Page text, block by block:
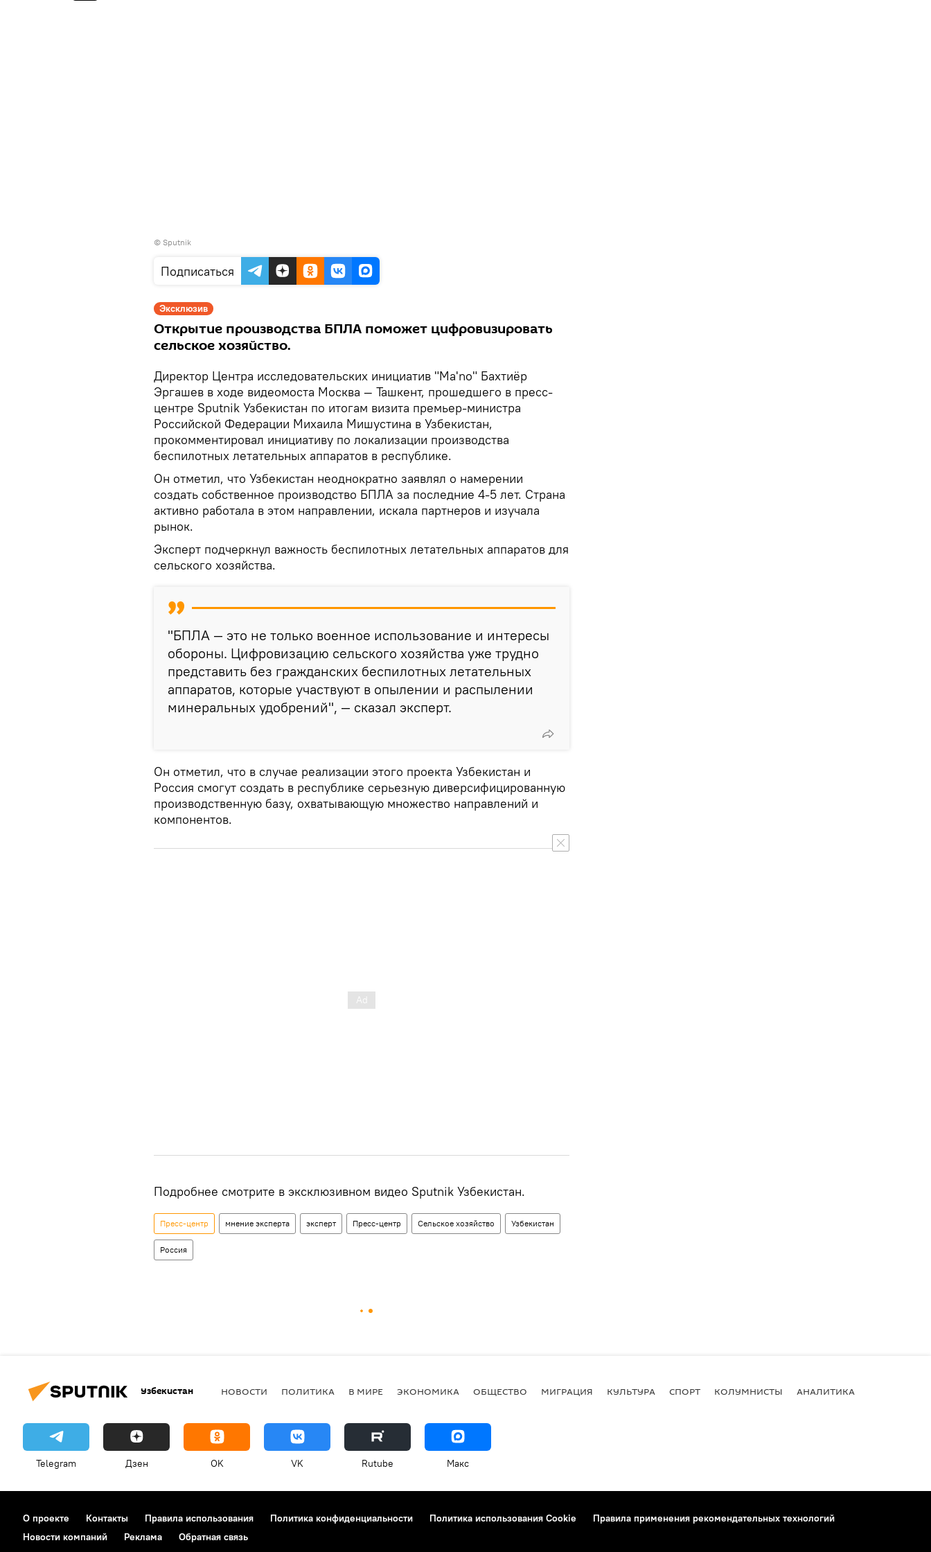
© Sputnik
Подписаться
Эксклюзив
Открытие производства БПЛА поможет цифровизировать
сельское хозяйство.
Директор Центра исследовательских инициатив "Ma'no" Бахтиёр
Эргашев в ходе видеомоста Москва — Ташкент, прошедшего в пресс-
центре Sputnik Узбекистан по итогам визита премьер-министра
Российской Федерации Михаила Мишустина в Узбекистан,
прокомментировал инициативу по локализации производства
беспилотных летательных аппаратов в республике.
Он отметил, что Узбекистан неоднократно заявлял о намерении
создать собственное производство БПЛА за последние 4-5 лет. Страна
активно работала в этом направлении, искала партнеров и изучала
рынок.
Эксперт подчеркнул важность беспилотных летательных аппаратов для
сельского хозяйства.
"БПЛА — это не только военное использование и интересы
обороны. Цифровизацию сельского хозяйства уже трудно
представить без гражданских беспилотных летательных
аппаратов, которые участвуют в опылении и распылении
минеральных удобрений", — сказал эксперт.
Он отметил, что в случае реализации этого проекта Узбекистан и
Россия смогут создать в республике серьезную диверсифицированную
производственную базу, охватывающую множество направлений и
компонентов.
Подробнее смотрите в эксклюзивном видео Sputnik Узбекистан.
Пресс-центр мнение эксперта эксперт Пресс-центр Сельское хозяйство Узбекистан
Россия
Узбекистан НОВОСТИ ПОЛИТИКА В МИРЕ ЭКОНОМИКА ОБЩЕСТВО МИГРАЦИЯ КУЛЬТУРА СПОРТ КОЛУМНИСТЫ АНАЛИТИКА
Telegram Дзен OK VK Rutube Макс
О проекте Контакты Правила использования Политика конфиденциальности Политика использования Cookie
Правила применения рекомендательных технологий
Новости компаний
Реклама Обратная связь